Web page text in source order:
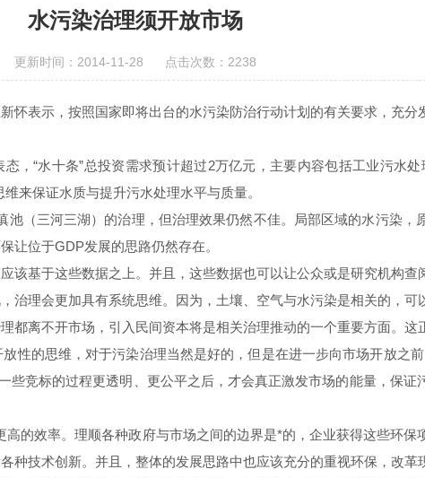
水污染治理须开放市场
更新时间：2014-11-28 点击次数：2238
怀表示，按照国家即将出台的水污染防治行动计划的有关要求，充
，“水十条”总投资需求预计超过2万亿元，主要内容包括工业污水
来保证水质与提升污水处理水平与质量。
（三河三湖）的治理，但治理效果仍然不佳。局部区域的水污染，
让位于GDP发展的思路仍然存在。
该基于这些数据之上。并且，这些数据也可以让公众或是研究机构
治理会更加具有系统思维。因为，土壤、空气与水污染是相关的，可
都离不开市场，引入民间资本将是相关治理推动的一个重要方面。
性的思维，对于污染治理当然是好的，但是在进一步向市场开放之
些竞标的过程更透明、更公平之后，才会真正激发市场的能量，保
的效率。理顺各种政府与市场之间的边界是*的，企业获得这些环
种技术创新。并且，整体的发展思路中也应该充分的重视环保，改革